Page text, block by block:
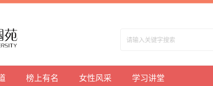
榜上有名 女性风采 学习讲堂